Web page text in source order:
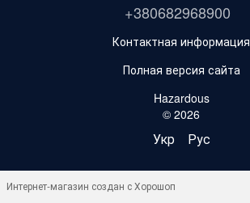
+380682968900
Контактная информация
Полная версия сайта
Hazardous
© 2026
Укр Рус
Интернет-магазин создан с Хорошоп